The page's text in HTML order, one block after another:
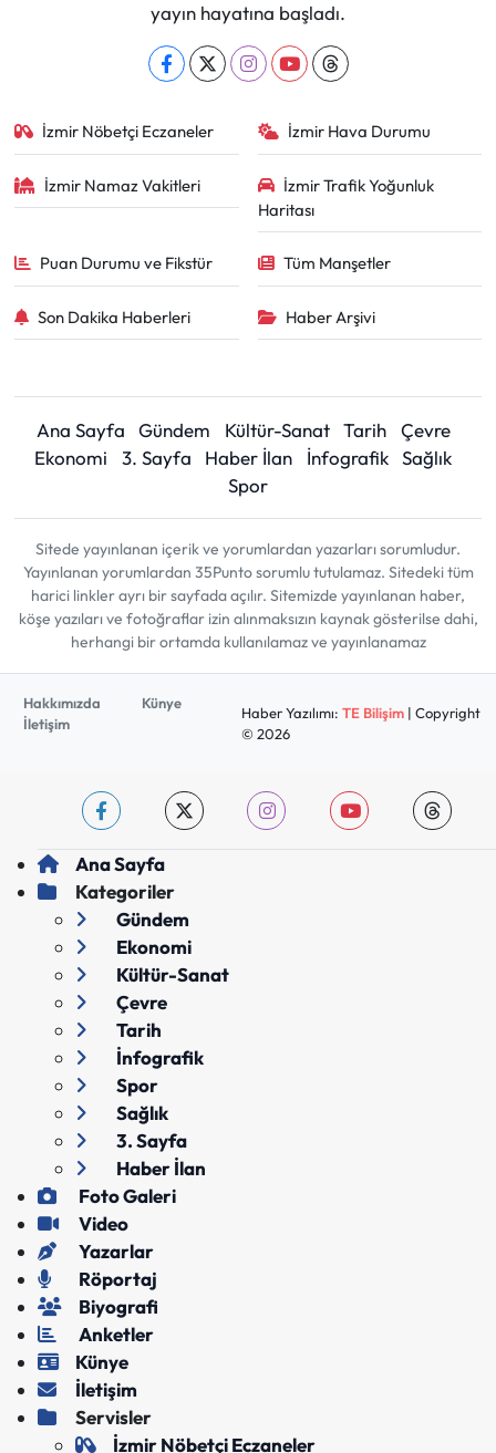
yayın hayatına başladı.
İzmir Nöbetçi Eczaneler İzmir Hava Durumu
İzmir Namaz Vakitleri
İzmir Trafik Yoğunluk
Haritası
Puan Durumu ve Fikstür Tüm Manşetler
Son Dakika Haberleri Haber Arşivi
Ana Sayfa Gündem Kültür-Sanat Tarih
Çevre
Ekonomi
3. Sayfa Haber İlan İnfografik Sağlık
Spor
Sitede yayınlanan içerik ve yorumlardan yazarları sorumludur.
Yayınlanan yorumlardan 35Punto sorumlu tutulamaz. Sitedeki tüm
harici linkler ayrı bir sayfada açılır. Sitemizde yayınlanan haber,
köşe yazıları ve fotoğraflar izin alınmaksızın kaynak gösterilse dahi,
herhangi bir ortamda kullanılamaz ve yayınlanamaz
Hakkımızda
Künye
İletişim
Haber Yazılımı: TE Bilişim| Copyright
© 2026
Ana Sayfa
Kategoriler
Gündem
Ekonomi
Kültür-Sanat
Çevre
Tarih
İnfografik
Spor
Sağlık
3. Sayfa
Haber İlan
Foto Galeri
Video
Yazarlar
Röportaj
Biyografi
Anketler
Künye
İletişim
Servisler
İzmir Nöbetçi Eczaneler